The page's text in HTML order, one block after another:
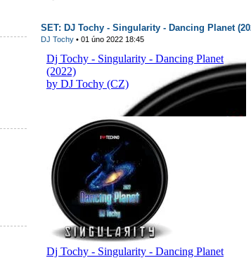
SET: DJ Tochy - Singularity - Dancing Planet
DJ Tochy • 01 úno 2022 18:45